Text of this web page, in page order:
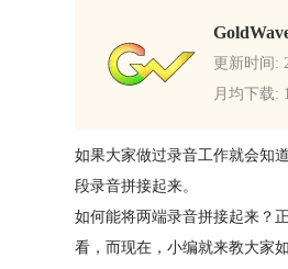
更新时间:
月均下载:
如果大家做过录音工作就会知
段录音拼接起来。
如何能将两端录音拼接起来？
看，而现在，小编就来教大家